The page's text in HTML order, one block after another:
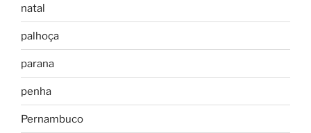
natal
palhoça
parana
penha
Pernambuco